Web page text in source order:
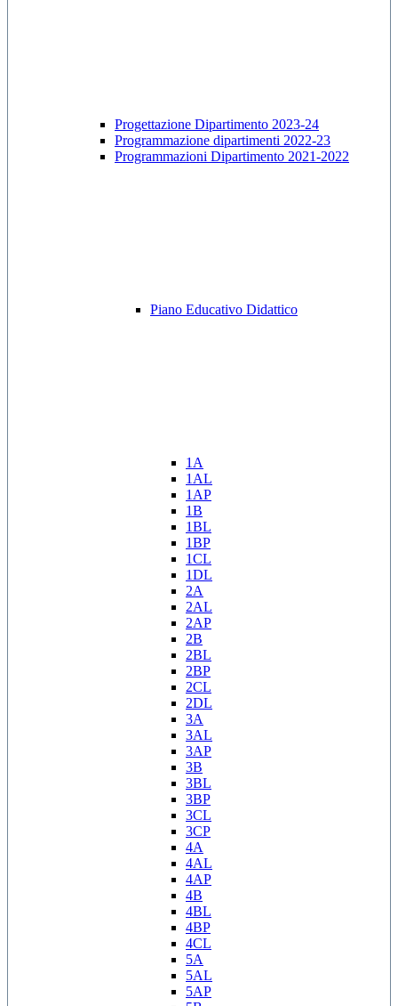
Progettazione Dipartimento 2023-24
Programmazione dipartimenti 2022-23
Programmazioni Dipartimento 2021-2022
Piano Educativo Didattico
1A
1AL
1AP
1B
1BL
1BP
1CL
1DL
2A
2AL
2AP
2B
2BL
2BP
2CL
2DL
3A
3AL
3AP
3B
3BL
3BP
3CL
3CP
4A
4AL
4AP
4B
4BL
4BP
4CL
5A
5AL
5AP